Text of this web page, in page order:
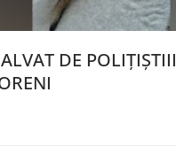
DE POLIȚIȘTIII